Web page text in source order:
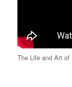
The Life and Art of